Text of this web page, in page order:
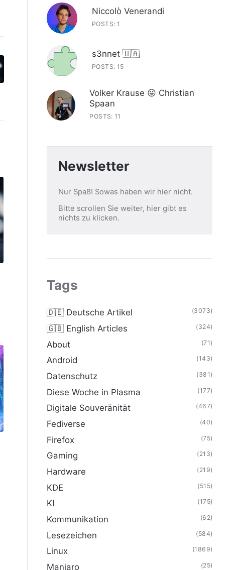
Niccolò Venerandi
POSTS: 1
s3nnet 🇺🇦
POSTS: 15
Volker Krause 😛 Christian
Spaan
POSTS: 11
Newsletter
Nur Spaß! Sowas haben wir hier nicht.
Bitte scrollen Sie weiter, hier gibt es
nichts zu klicken.
Tags
🇩🇪 Deutsche Artikel (3073)
🇬🇧 English Articles (324)
About (71)
Android (143)
Datenschutz (381)
Diese Woche in Plasma (177)
Digitale Souveränität (467)
Fediverse (40)
Firefox (75)
Gaming (213)
Hardware (219)
KDE (515)
KI (175)
Kommunikation (62)
Lesezeichen (584)
Linux (1869)
Manjaro (25)